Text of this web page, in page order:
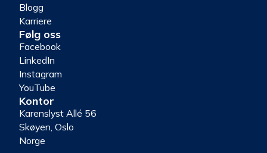
Blogg
Karriere
Følg oss
Facebook
LinkedIn
Instagram
YouTube
Kontor
Karenslyst Allé 56
Skøyen, Oslo
Norge